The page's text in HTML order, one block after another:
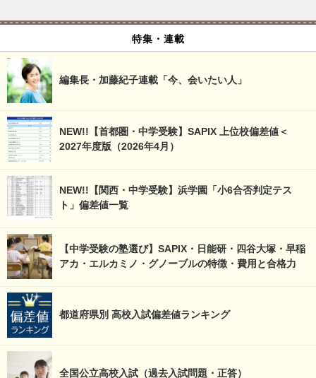
特集・連載
編集長・加藤紀子連載「今、会いたい人」
NEW!!【首都圏・中学受験】SAPIX 上位校偏差値＜
2027年度版（2026年4月）
NEW!!【関西・中学受験】浜学園「小6合否判定テス
ト」偏差値一覧
【中学受験の塾選び】SAPIX・日能研・四谷大塚・早稲
アカ・エルカミノ・グノーブルの特徴・費用と合格力
都道府県別 高校入試偏差値ランキング
全国公立高校入試（過去入試問題・正答）